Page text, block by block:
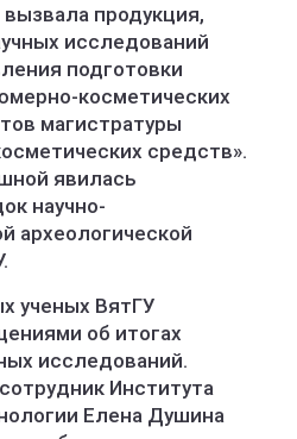
продукция,
исследований
подготовки
косметических
магистратуры
средств».
явилась
научно-
археологической
ученых ВятГУ
об итогах
исследований.
Института
Елена Душина